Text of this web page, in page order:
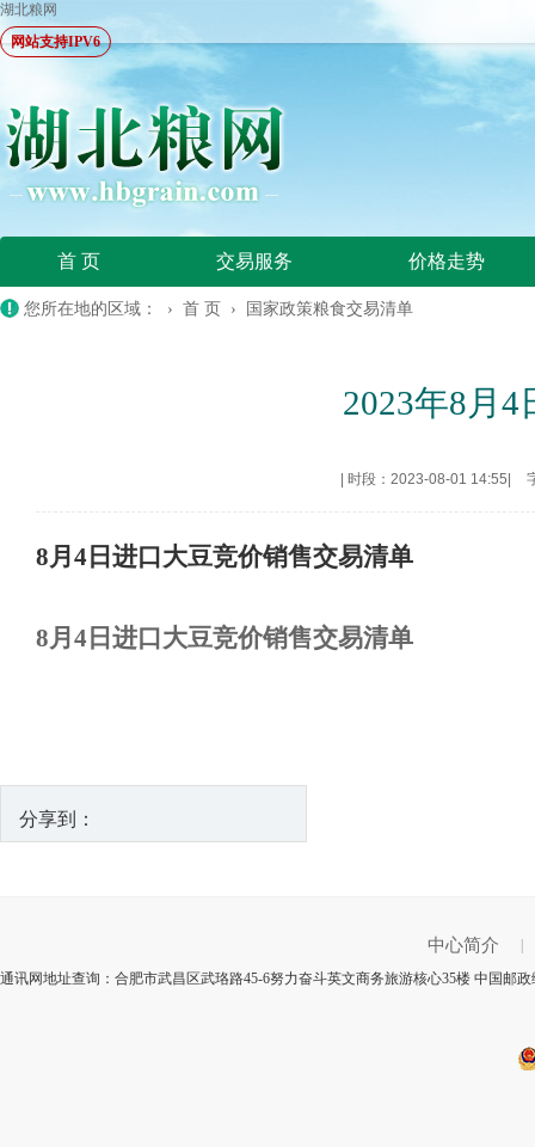
湖北粮网
网站支持IPV6
首 页 交易服务 价格走势
您所在地的区域： › 首 页 › 国家政策粮食交易清单
2023年8月
时段：2023-08-01 14:55
8月4日进口大豆竞价销售交易清单
8月4日进口大豆竞价销售交易清单
分享到：
中心简介
通讯网地址查询：合肥市武昌区武珞路45-6努力奋斗英文商务旅游核心35楼 中国邮